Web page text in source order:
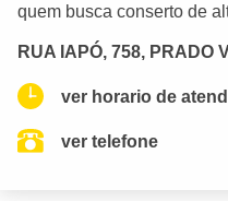
quem busca conserto de
RUA IAPÓ, 758, PRADO
ver horario de
ver telefone